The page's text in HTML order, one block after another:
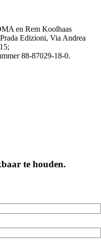
en Rem Koolhaas
Edizioni, Via Andrea
88-87029-18-0.
te houden.